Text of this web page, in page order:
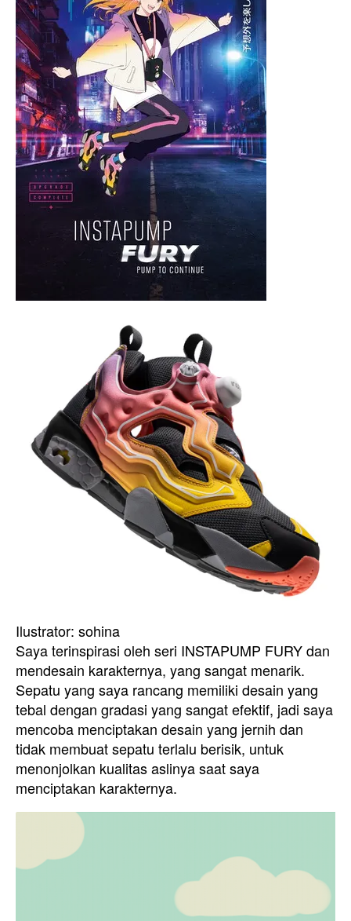
Ilustrator: sohina
Saya terinspirasi oleh seri INSTAPUMP FURY dan
mendesain karakternya, yang sangat menarik.
Sepatu yang saya rancang memiliki desain yang
tebal dengan gradasi yang sangat efektif, jadi saya
mencoba menciptakan desain yang jernih dan
tidak membuat sepatu terlalu berisik, untuk
menonjolkan kualitas aslinya saat saya
menciptakan karakternya.